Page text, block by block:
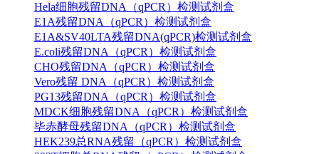
Hela细胞残留DNA（qPCR）检测试剂盒
E1A残留DNA（qPCR）检测试剂盒
E1A&SV40LTA残留DNA(qPCR)检测试剂盒
E.coli残留DNA（qPCR）检测试剂盒
CHO残留DNA（qPCR）检测试剂盒
Vero残留 DNA（qPCR）检测试剂盒
PG13残留DNA（qPCR）检测试剂盒
MDCK细胞残留DNA（qPCR）检测试剂盒
毕赤酵母残留DNA（qPCR）检测试剂盒
HEK239总RNA残留（qPCR）检测试剂盒